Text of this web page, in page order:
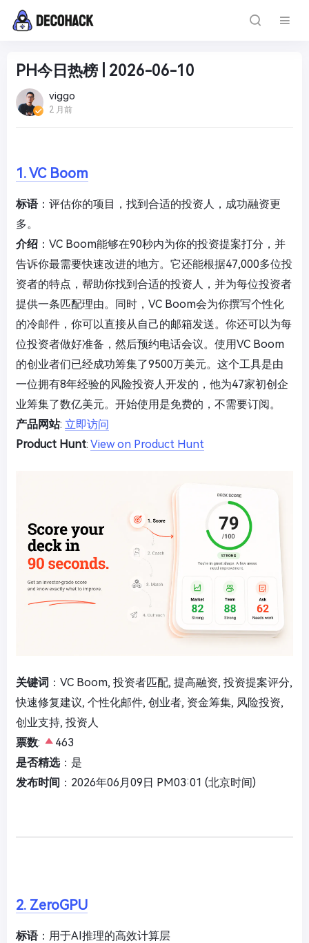
PH今日热榜 | 2026-06-10
viggo
2 月前
1. VC Boom
标语：评估你的项目，找到合适的投资人，成功融资更
多。
介绍 ：VC Boom能够在90秒内为你的投资提案打分，并
告诉你最需要快速改进的地方。它还能根据47,000多位投
资者的特点，帮助你找到合适的投资人，并为每位投资者
提供一条匹配理由。同时，VC Boom会为你撰写个性化
的冷邮件，你可以直接从自己的邮箱发送。你还可以为每
位投资者做好准备，然后预约电话会议。使用VC Boom
的创业者们已经成功筹集了9500万美元。这个工具是由
一位拥有8年经验的风险投资人开发的，他为47家初创企
业筹集了数亿美元。开始使用是免费的，不需要订阅。
产品网站: 立即访问
Product Hunt: View on Product Hunt
关键词 ：VC Boom, 投资者匹配, 提高融资, 投资提案评分,
快速修复建议, 个性化邮件, 创业者, 资金筹集, 风险投资,
创业支持, 投资人
票数:
463
是否精选：是
发布时间 ：2026年06月09日 PM03:01 (北京时间)
2. ZeroGPU
标语：用于AI推理的高效计算层